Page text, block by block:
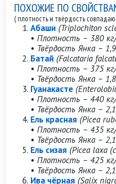
ПОХОЖИЕ ПО
( плотность и твёрдость
Абаши (Triplochiton
• Плотность – 380
• Твёрдость Янка –
Батай (Falcataria
• Плотность – 375
• Твёрдость Янка –
Гуанакасте
• Плотность – 440
• Твёрдость Янка –
Ель красная (Picea
• Плотность – 435
• Твёрдость Янка –
Ель сизая (Picea laxa
• Плотность – 425
• Твёрдость Янка –
Ива чёрная (Salix